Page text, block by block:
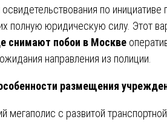
по
полную юридическую силу. Этот
снимают побои в Москве
направления из полиции.
размещения
мегаполис с развитой